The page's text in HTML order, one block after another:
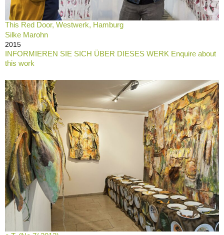
This Red Door, Westwerk, Hamburg
Silke Marohn
2015
INFORMIEREN SIE SICH ÜBER DIESES WERK Enquire about
this work